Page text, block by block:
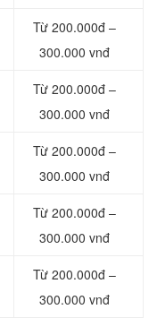
Từ 200.000đ –
300.000 vnđ
Từ 200.000đ –
300.000 vnđ
Từ 200.000đ –
300.000 vnđ
Từ 200.000đ –
300.000 vnđ
Từ 200.000đ –
300.000 vnđ